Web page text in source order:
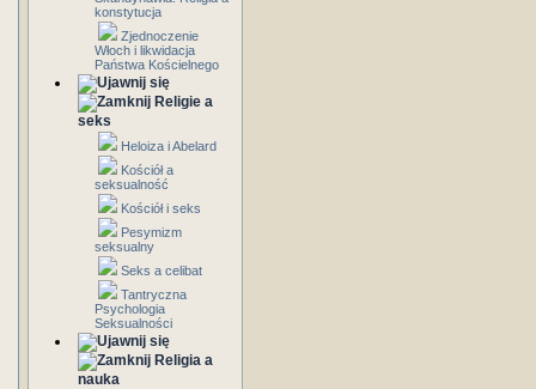
konstytucja
Zjednoczenie
Włoch i likwidacja
Państwa Kościelnego
Religie a
seks
Heloiza i Abelard
Kościół a
seksualność
Kościół i seks
Pesymizm
seksualny
Seks a celibat
Tantryczna
Psychologia
Seksualności
Religia a
nauka